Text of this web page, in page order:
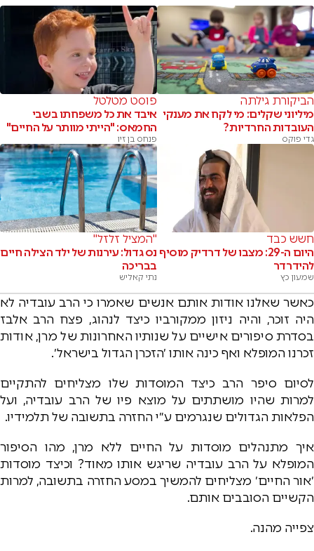
הביקורת גילתה
מיליוני שקלים: מי לקח את מענקי
העובדות החרדיות?
גדי פוקס
פוסט מטלטל
איבד את כל משפחתו בשבי
החמאס: "הייתי מוותר על החיים"
פנחס בן זיו
חשש כבד
היום ה-29: מצבו של דרדיק מוסיף
להידרדר
שמעון כץ
"המציל זלזל"
נס גדול: עירנות של ילד הצילה חיים
בבריכה
נתי קאליש
כאשר שאלנו אודות אותם אנשים שאמרו כי הרב עובדיה לא
היה זוכר, והיה ניזון ממקורביו כיצד לנהוג, פצח הרב אלבז
בסדרת סיפורים אישיים על שנותיו האחרונות של מרן, אודות
זכרנו המופלא ואף כינה אותו ׳הזכרן הגדול בישראל׳.
לסיום סיפר הרב כיצד המוסדות שלו מצליחים להתקיים
למרות שהיו מושתתים על מוצא פיו של הרב עובדיה, ועל
הפלאות הגדולים שנגרמים ע״י החזרה בתשובה של תלמידיו.
איך מתנהלים מוסדות על החיים ללא מרן, מהו הסיפור
המופלא על הרב עובדיה שריגש אותו מאוד? וכיצד מוסדות
׳אור החיים׳ מצליחים להמשיך במסע החזרה בתשובה, למרות
הקשיים הסובבים אותם.
צפייה מהנה.